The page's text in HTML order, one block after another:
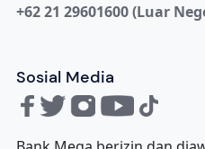
+62 21 29601600 (Luar
Sosial Media